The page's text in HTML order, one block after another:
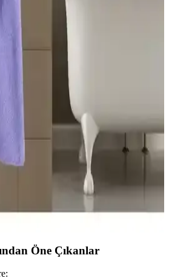
ve büyük beden bornozların malzeme
yorumlarıyla detaylı karşılaştırması
Bornoz Karşılaştırması:
ve Kullanıcı Yorumları
kalınlık, boyut ve kullanıcı geri
Pamuklu, yumuşak ve emici
farklı ihtiyaçlara uygun seçenekler
Yaka Cepli Bornoz 3XL-4XL,
Yıkanabilir
şal yaka cepli bornozu, 3XL-4XL beden
sunar. Pamuklu kumaşı cildi nazikçe sarar,
sağlar. Orta uzunluk iki cepli ve
Öne Çıkanlar